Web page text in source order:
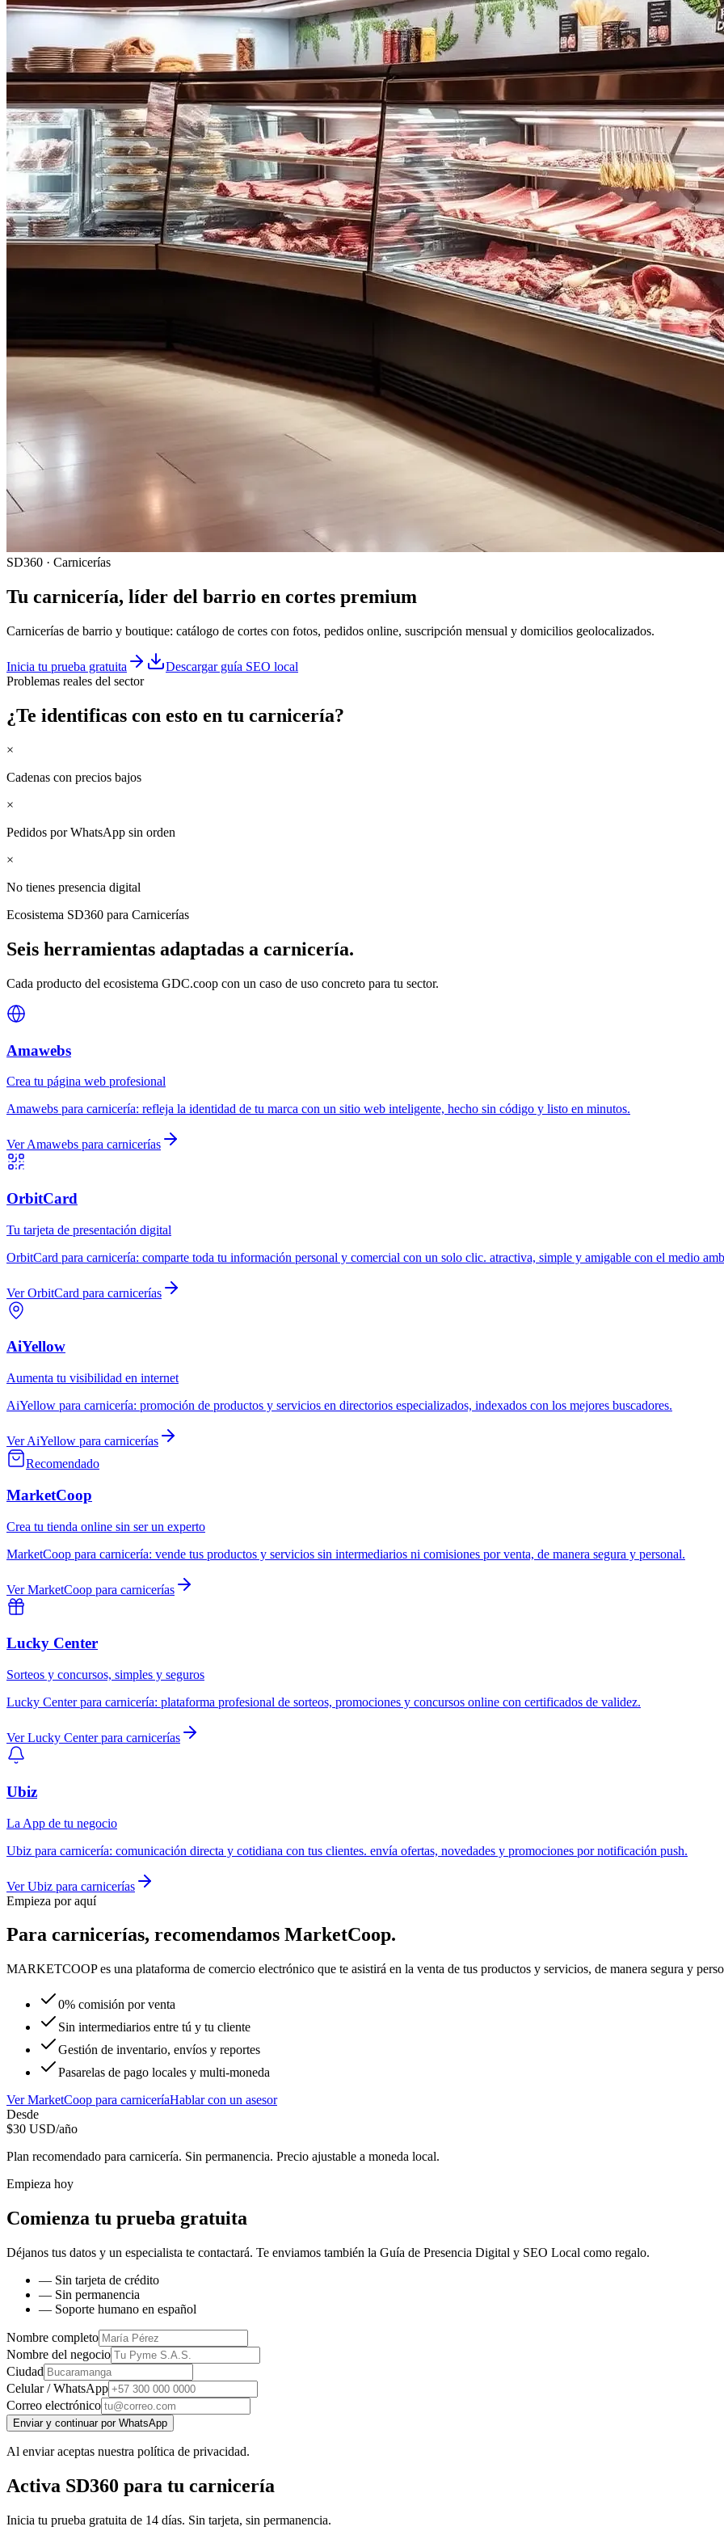
SD360 · Carnicerías
Tu carnicería, líder del barrio en cortes premium
Carnicerías de barrio y boutique: catálogo de cortes con fotos, pedidos online, suscripción mensual y domicilios geolocalizados.
Inicia tu prueba gratuita
Descargar guía SEO local
Problemas reales del sector
¿Te identificas con esto en tu carnicería?
×
Cadenas con precios bajos
×
Pedidos por WhatsApp sin orden
×
No tienes presencia digital
Ecosistema SD360 para Carnicerías
Seis herramientas adaptadas a carnicería.
Cada producto del ecosistema GDC.coop con un caso de uso concreto para tu sector.
Amawebs
Crea tu página web profesional
Amawebs para carnicería: refleja la identidad de tu marca con un sitio web inteligente, hecho sin código y listo en minutos.
VerAmawebs para carnicerías
OrbitCard
Tu tarjeta de presentación digital
OrbitCard para carnicería: comparte toda tu información personal y comercial con un solo clic. atractiva, simple y amigable con el medio
VerOrbitCard para carnicerías
AiYellow
Aumenta tu visibilidad en internet
AiYellow para carnicería: promoción de productos y servicios en directorios especializados, indexados con los mejores buscadores.
VerAiYellow para carnicerías
Recomendado
MarketCoop
Crea tu tienda online sin ser un experto
MarketCoop para carnicería: vende tus productos y servicios sin intermediarios ni comisiones por venta, de manera segura y personal.
VerMarketCoop para carnicerías
Lucky Center
Sorteos y concursos, simples y seguros
Lucky Centerpara carnicería: plataforma profesional de sorteos, promociones y concursos online con certificados de validez.
VerLucky Centerpara carnicerías
Ubiz
La App de tu negocio
Ubiz para carnicería: comunicación directa y cotidiana con tus clientes. envía ofertas, novedades y promociones por notificación push.
VerUbiz para carnicerías
Empieza por aquí
Para carnicerías, recomendamos MarketCoop.
MARKETCOOP es una plataforma de comercio electrónico que te asistirá en la venta de tus productos y servicios, de manera segura y
0% comisión por venta
Sin intermediarios entre tú y tu cliente
Gestión de inventario, envíos y reportes
Pasarelas de pago locales y multi-moneda
VerMarketCoop para carniceríaHablar con un asesor
Desde
$30 USD/año
Plan recomendado para carnicería. Sin permanencia. Precio ajustable a moneda local.
Empieza hoy
Comienza tu prueba gratuita
Déjanos tus datos y un especialista te contactará. Te enviamos también la Guía de Presencia Digital y SEO Local como regalo.
— Sin tarjeta de crédito
— Sin permanencia
— Soporte humano en español
Nombre completo
Nombre del negocio
Ciudad
Celular / WhatsApp
Correo electrónico
Enviar y continuar por WhatsApp
Al enviar aceptas nuestra política de privacidad.
Activa SD360 para tu carnicería
Inicia tu prueba gratuita de 14 días. Sin tarjeta, sin permanencia.